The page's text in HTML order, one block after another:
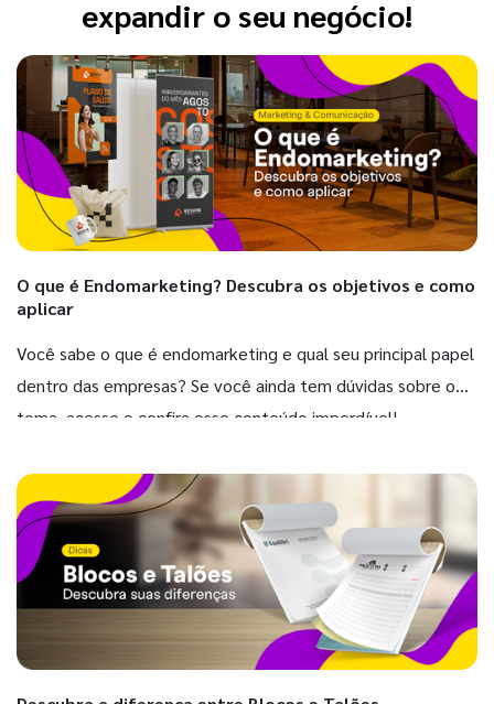
expandir o seu negócio!
O que é Endomarketing? Descubra os objetivos e como
aplicar
Você sabe o que é endomarketing e qual seu principal papel
dentro das empresas? Se você ainda tem dúvidas sobre o
tema, acesse e confira esse conteúdo imperdível!